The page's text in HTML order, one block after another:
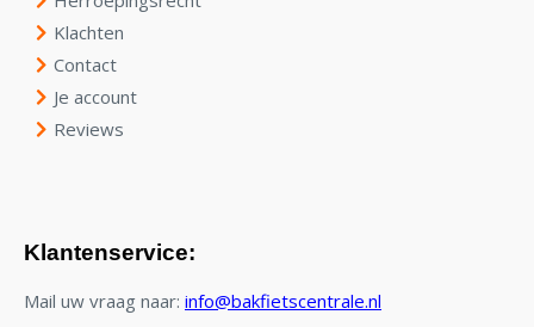
Klachten
Contact
Je account
Reviews
Klantenservice:
Mail uw vraag naar: info@bakfietscentrale.nl